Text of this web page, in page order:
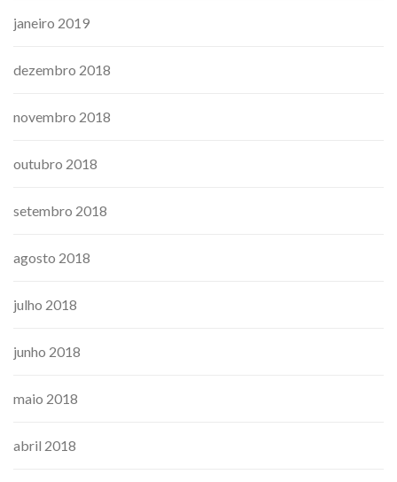
janeiro 2019
dezembro 2018
novembro 2018
outubro 2018
setembro 2018
agosto 2018
julho 2018
junho 2018
maio 2018
abril 2018